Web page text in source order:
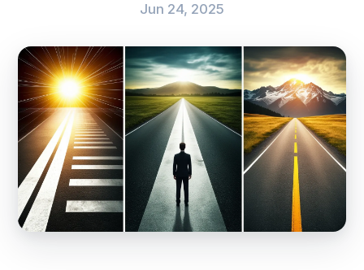
Jun 24, 2025